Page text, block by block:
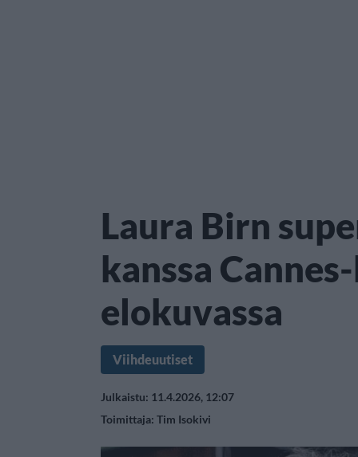
Laura Birn
kanssa
elokuvassa
Viihdeuutiset
Julkaistu: 11.4.2026, 12:07
Toimittaja: Tim Isokivi